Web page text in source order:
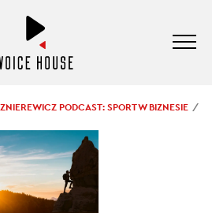
PODCAST: SPORT W BIZNESIE